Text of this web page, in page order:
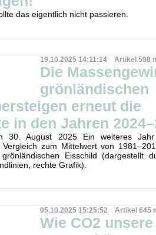
das eigentlich nicht passieren.
19.10.2025 14:11:14 Artikel 598
Die
grönländischen
erneut die
in den Jahren
30. August 2025 Ein weiteres
Vergleich zum Mittelwert von
Eisschild (dargestellt
rechte Grafik).
05.10.2025 15:25:52 Artikel 645
Wie CO2 unsere